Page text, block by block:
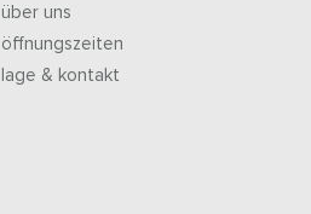
über uns
öffnungszeiten
lage & kontakt